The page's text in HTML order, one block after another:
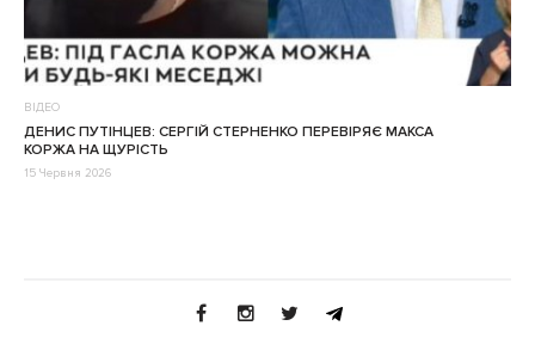
ВІДЕО
ДЕНИС ПУТІНЦЕВ: СЕРГІЙ СТЕРНЕНКО ПЕРЕВІРЯЄ МАКСА
КОРЖА НА ЩУРІСТЬ
15 Червня 2026